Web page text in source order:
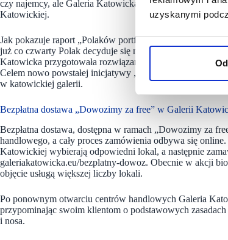
uzyskanymi
czy najemcy, ale Galeria Katowicka w całości pokrywa
Katowickiej.
Jak pokazuje raport „Polaków portfel własny – zakupy w
już co czwarty Polak decyduje się na zamawianie
Katowicka przygotowała rozwiązanie, które zadowoli nie
Celem nowo powstałej inicjatywy „Dowozimy za free”
w katowickiej galerii.
Bezpłatna dostawa „Dowozimy za free” w Galerii
Bezpłatna dostawa, dostępna w ramach „Dowozimy za
handlowego, a cały proces zamówienia odbywa się
Katowickiej wybierają odpowiedni lokal, a następnie
galeriakatowicka.eu/bezplatny-dowoz. Obecnie w akcji
objęcie usługą większej liczby lokali.
Po ponownym otwarciu centrów handlowych Galeria
przypominając swoim klientom o podstawowych
i nosa.